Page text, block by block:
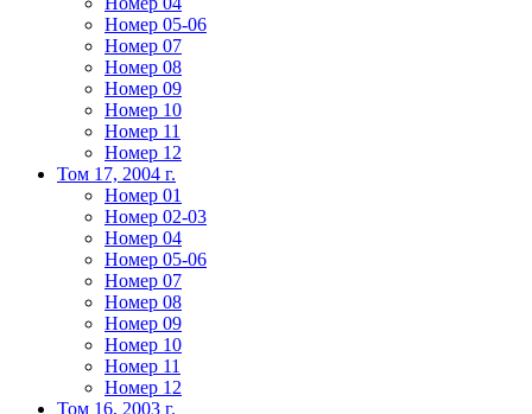
Номер 05-06
Номер 07
Номер 08
Номер 09
Номер 10
Номер 11
Номер 12
Том 17, 2004 г.
Номер 01
Номер 02-03
Номер 04
Номер 05-06
Номер 07
Номер 08
Номер 09
Номер 10
Номер 11
Номер 12
Том 16, 2003 г.